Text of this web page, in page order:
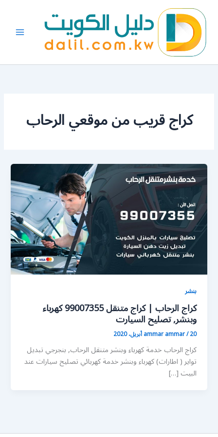
المحتوى
كراج قريب من موقعي الرحاب
بنشر
كراج الرحاب | كراج متنقل 99007355 كهرباء
وبنشر, تصليح السيارت
ammar ammar/20 أبريل، 2020
كراج الرحاب خدمة كهرباء وبنشر متنقل الرحاب, بنجرجي تبديل
تواير ( اطارات) كهرباء وبنشر خدمة كهربائي تصليح سيارات عند
البيت […]